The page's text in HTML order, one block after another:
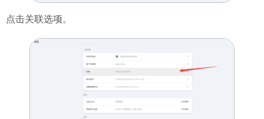
点击关联选项。